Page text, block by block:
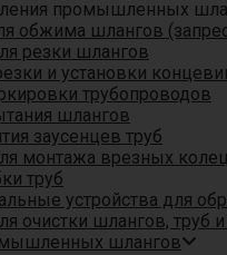
промышленных
обжима шлангов
резки шлангов
и установки
трубопроводов
шлангов
заусенцев труб
монтажа врезных
труб
устройства для
очистки шлангов, труб
шлангов